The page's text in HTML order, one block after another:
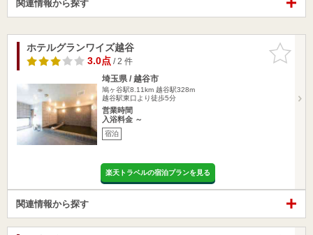
関連情報から探す
お気に入
りに追加
ホテルグランワイズ越谷
3.0点/ 2 件
埼玉県 / 越谷市
鳩ヶ谷駅8.11km 越谷駅328m
越谷駅東口より徒歩5分
営業時間
入浴料金 ～
宿泊
楽天トラベルの宿泊プランを見る
関連情報から探す